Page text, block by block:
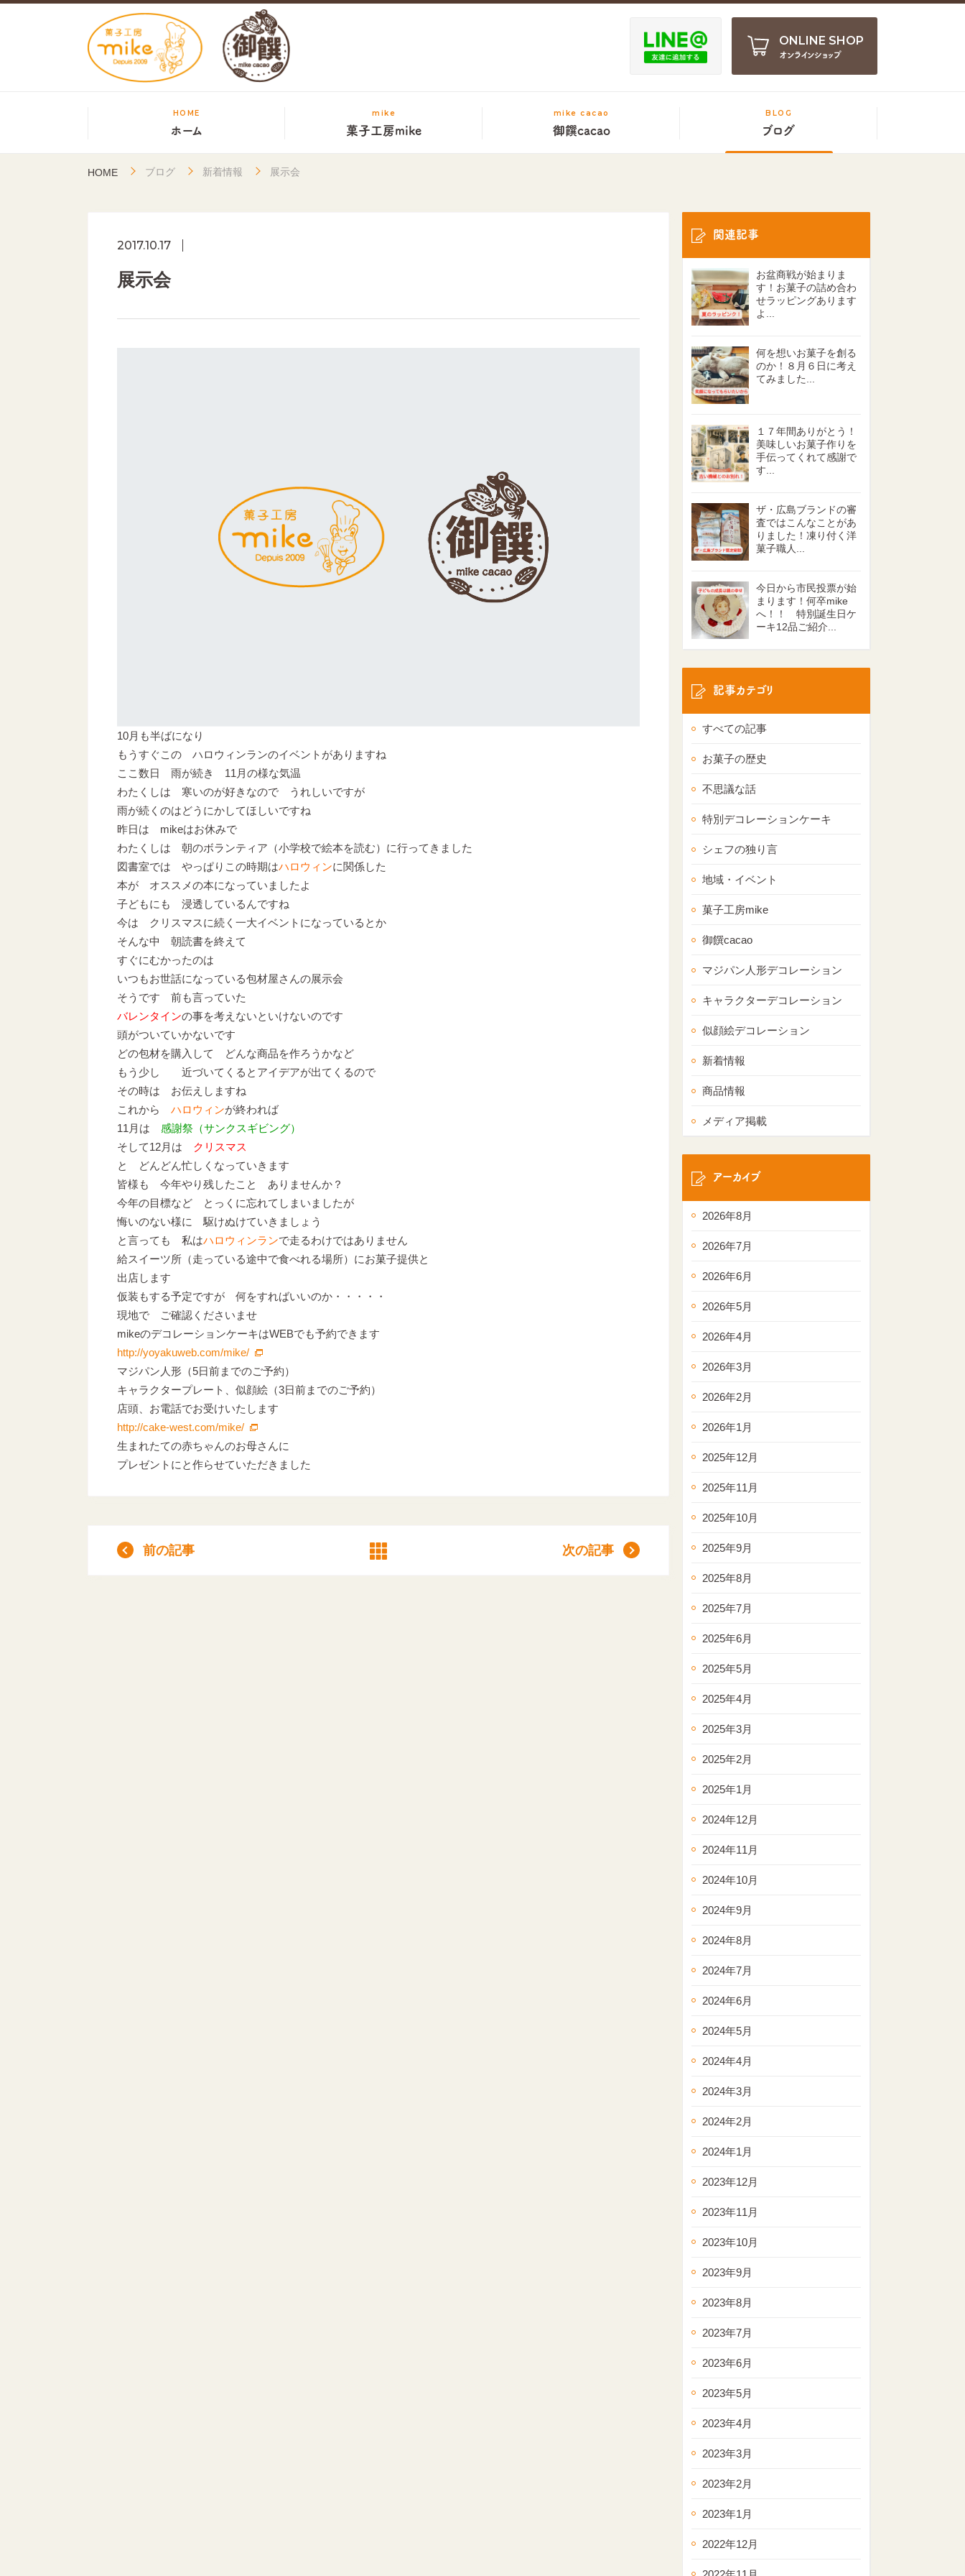
ONLINE SHOP
オンラインショップ
HOME
ホーム
mike
菓子工房mike
mike cacao
御饌cacao
BLOG
ブログ
HOME ブログ 新着情報 展示会
2017.10.17
展示会
10月も半ばになり
もうすぐこの ハロウィンランのイベントがありますね
ここ数日 雨が続き 11月の様な気温
わたくしは 寒いのが好きなので うれしいですが
雨が続くのはどうにかしてほしいですね
昨日は mikeはお休みで
わたくしは 朝のボランティア（小学校で絵本を読む）に行ってきました
図書室では やっぱりこの時期はハロウィンに関係した
本が オススメの本になっていましたよ
子どもにも 浸透しているんですね
今は クリスマスに続く一大イベントになっているとか
そんな中 朝読書を終えて
すぐにむかったのは
いつもお世話になっている包材屋さんの展示会
そうです 前も言っていた
バレンタインの事を考えないといけないのです
頭がついていかないです
どの包材を購入して どんな商品を作ろうかなど
もう少し 近づいてくるとアイデアが出てくるので
その時は お伝えしますね
これから ハロウィンが終われば
11月は 感謝祭（サンクスギビング）
そして12月は クリスマス
と どんどん忙しくなっていきます
皆様も 今年やり残したこと ありませんか？
今年の目標など とっくに忘れてしまいましたが
悔いのない様に 駆けぬけていきましょう
と言っても 私はハロウィンランで走るわけではありません
給スイーツ所（走っている途中で食べれる場所）にお菓子提供と
出店します
仮装もする予定ですが 何をすればいいのか・・・・・
現地で ご確認くださいませ
mikeのデコレーションケーキはWEBでも予約できます
http://yoyakuweb.com/mike/
マジパン人形（5日前までのご予約）
キャラクタープレート、似顔絵（3日前までのご予約）
店頭、お電話でお受けいたします
http://cake-west.com/mike/
生まれたての赤ちゃんのお母さんに
プレゼントにと作らせていただきました
前の記事 次の記事
関連記事
お盆商戦が始まりま
す！お菓子の詰め合わ
せラッピングあります
よ...
何を想いお菓子を創る
のか！８月６日に考え
てみました...
１７年間ありがとう！
美味しいお菓子作りを
手伝ってくれて感謝で
す...
ザ・広島ブランドの審
査ではこんなことがあ
りました！凍り付く洋
菓子職人...
今日から市民投票が始
まります！何卒mike
へ！！ 特別誕生日ケ
ーキ12品ご紹介...
記事カテゴリ
すべての記事
お菓子の歴史
不思議な話
特別デコレーションケーキ
シェフの独り言
地域・イベント
菓子工房mike
御饌cacao
マジパン人形デコレーション
キャラクターデコレーション
似顔絵デコレーション
新着情報
商品情報
メディア掲載
アーカイブ
2026年8月
2026年7月
2026年6月
2026年5月
2026年4月
2026年3月
2026年2月
2026年1月
2025年12月
2025年11月
2025年10月
2025年9月
2025年8月
2025年7月
2025年6月
2025年5月
2025年4月
2025年3月
2025年2月
2025年1月
2024年12月
2024年11月
2024年10月
2024年9月
2024年8月
2024年7月
2024年6月
2024年5月
2024年4月
2024年3月
2024年2月
2024年1月
2023年12月
2023年11月
2023年10月
2023年9月
2023年8月
2023年7月
2023年6月
2023年5月
2023年4月
2023年3月
2023年2月
2023年1月
2022年12月